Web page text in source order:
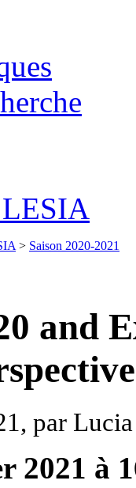
LESIA
> Saison 2020-2021
and
par
2021 à